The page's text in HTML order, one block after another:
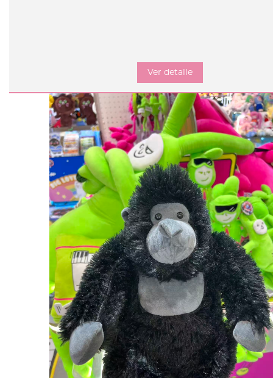
Ver detalle